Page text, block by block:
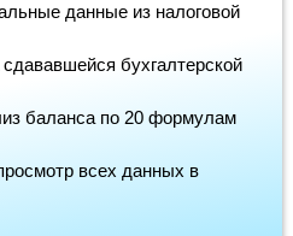
данные из налоговой
сдававшейся бухгалтерской
баланса по 20 формулам
всех данных в